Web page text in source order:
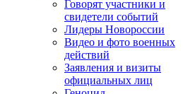
Говорят участники и
свидетели событий
Лидеры Новороссии
Видео и фото военных
действий
Заявления и визиты
официальных лиц